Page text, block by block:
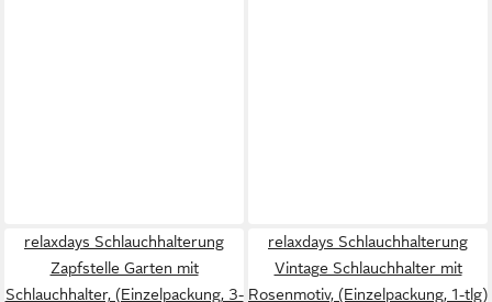
relaxdays Schlauchhalterung
Zapfstelle Garten mit
Schlauchhalter, (Einzelpackung, 3-
relaxdays Schlauchhalterung
Vintage Schlauchhalter mit
Rosenmotiv, (Einzelpackung, 1-tlg)